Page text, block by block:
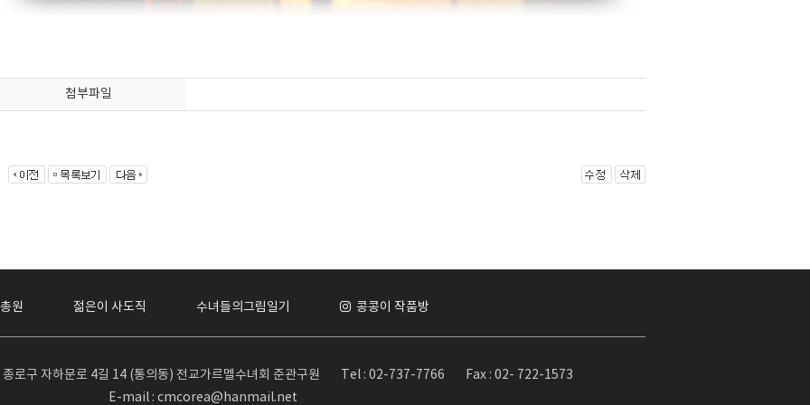
첨부파일
원 젊은이 사도직 수녀들의그림일기 콩콩이 작품방
로구 자하문로 4길 14 (통의동) 전교가르멜수녀회 준관구원 Tel : 02-737-7766
Fax : 02- 722-1573
E-mail : cmcorea@hanmail.net